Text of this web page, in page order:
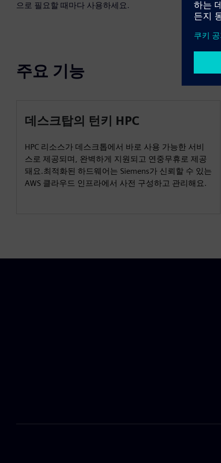
으로 필요할 때마다 사용하세요.
주요 기능
데스크탑의 턴키 HPC
HPC 리소스가 데스크톱에서 바로 사용 가능한 서비
스로 제공되며, 완벽하게 지원되고 연중무휴로 제공
돼요.최적화된 하드웨어는 Siemens가 신뢰할 수 있는
AWS 클라우드 인프라에서 사전 구성하고 관리해요.